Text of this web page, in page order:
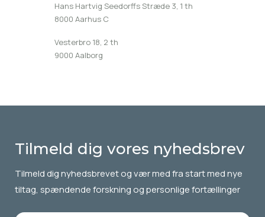
Hans Hartvig Seedorffs Stræde 3, 1 th
8000 Aarhus C
Vesterbro 18, 2 th
9000 Aalborg
Tilmeld dig vores nyhedsbrev
Tilmeld dignyhedsbrevetog vær med fra start med nye
tiltag, spændende forskning og personlige fortællinger